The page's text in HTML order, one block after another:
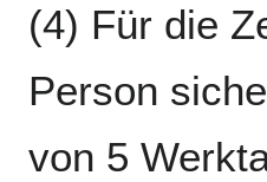
Für die
Person
von 5